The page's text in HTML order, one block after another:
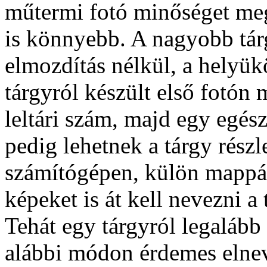
műtermi fotó minőséget
is könnyebb. A nagyobb
elmozdítás nélkül, a
tárgyról készült első fotón
leltári szám, majd egy
pedig lehetnek a tárgy
számítógépen, külön
képeket is át kell nevezni
Tehát egy tárgyról
alábbi módon érdemes